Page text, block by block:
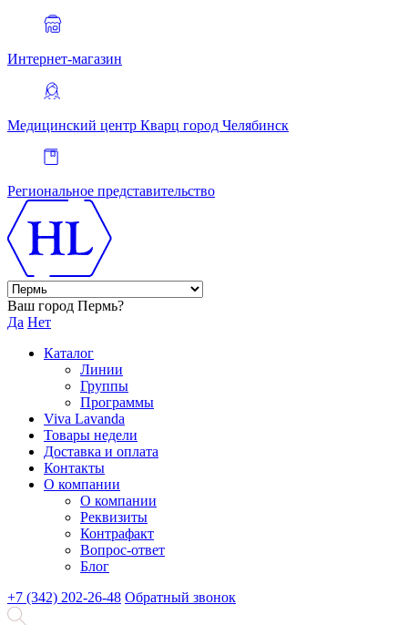
Интернет-магазин
Медицинский центр Кварц город Челябинск
Региональное представительство
Ваш город Пермь?
Да Нет
Каталог
Линии
Группы
Программы
Viva Lavanda
Товары недели
Доставка и оплата
Контакты
О компании
О компании
Реквизиты
Контрафакт
Вопрос-ответ
Блог
+7 (342) 202-26-48 Обратный звонок